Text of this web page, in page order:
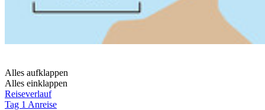
Alles aufklappen
Alles einklappen
Reiseverlauf
Tag 1 Anreise